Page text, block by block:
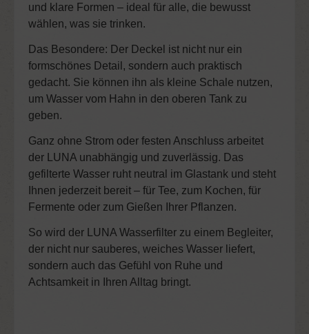
und klare Formen – ideal für alle, die bewusst
wählen, was sie trinken.
Das Besondere: Der Deckel ist nicht nur ein
formschönes Detail, sondern auch praktisch
gedacht. Sie können ihn als kleine Schale nutzen,
um Wasser vom Hahn in den oberen Tank zu
geben.
Ganz ohne Strom oder festen Anschluss arbeitet
der LUNA unabhängig und zuverlässig. Das
gefilterte Wasser ruht neutral im Glastank und steht
Ihnen jederzeit bereit – für Tee, zum Kochen, für
Fermente oder zum Gießen Ihrer Pflanzen.
So wird der LUNA Wasserfilter zu einem Begleiter,
der nicht nur sauberes, weiches Wasser liefert,
sondern auch das Gefühl von Ruhe und
Achtsamkeit in Ihren Alltag bringt.